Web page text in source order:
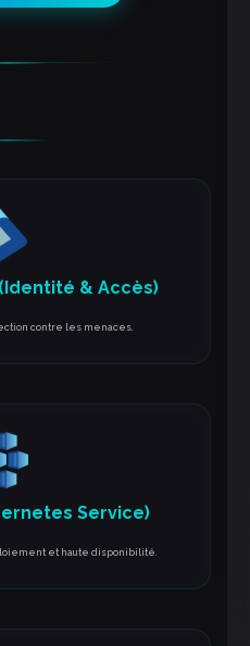
& Accès)
contre les menaces.
Service)
et haute disponibilité.